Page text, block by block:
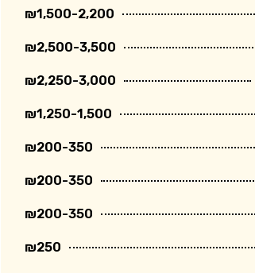
₪1,500-2,200
₪2,500-3,500
₪2,250-3,000
₪1,250-1,500
₪200-350
₪200-350
₪200-350
₪250